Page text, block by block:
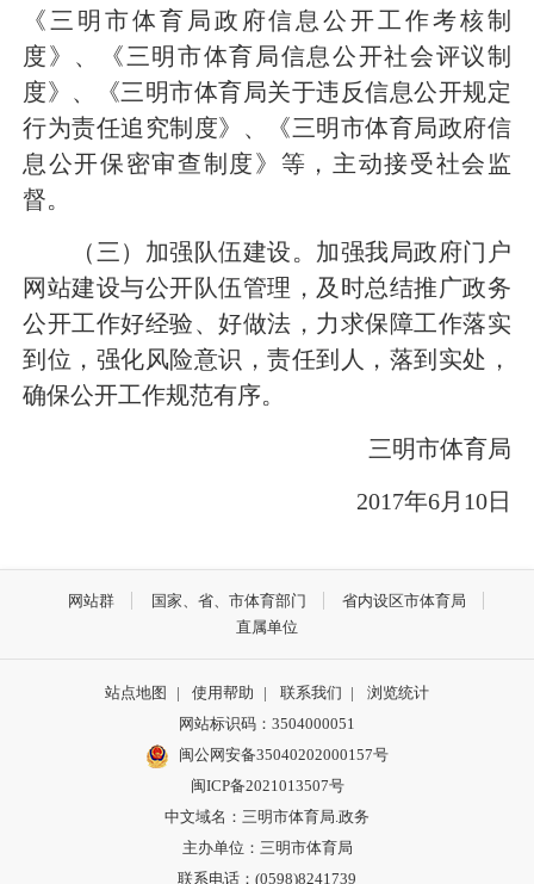
《三明市体育局政府信息公开工作考核制
度》、《三明市体育局信息公开社会评议制
度》、《三明市体育局关于违反信息公开规定
行为责任追究制度》、《三明市体育局政府信
息公开保密审查制度》等，主动接受社会监
督。
（三）加强队伍建设。加强我局政府门户
网站建设与公开队伍管理，及时总结推广政务
公开工作好经验、好做法，力求保障工作落实
到位，强化风险意识，责任到人，落到实处，
确保公开工作规范有序。
三明市体育局
2017年6月 10日
网站群 国家、省、市体育部门
省内设区市体育局
直属单位
站点地图 | 使用帮助 | 联系我们 |
浏览统计
网站标识码：3504000051
闽公网安备35040202000157号
闽ICP备2021013507号
中文域名：三明市体育局.政务
主办单位：三明市体育局
联系电话：(0598)8241739